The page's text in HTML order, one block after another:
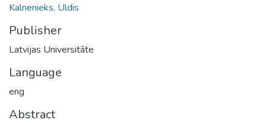
Kalnenieks, Uldis
Publisher
Latvijas Universitāte
Language
eng
Abstract